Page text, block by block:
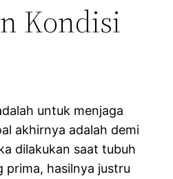
Kondisi
untuk menjaga
akhirnya adalah demi
dilakukan saat tubuh
prima, hasilnya justru